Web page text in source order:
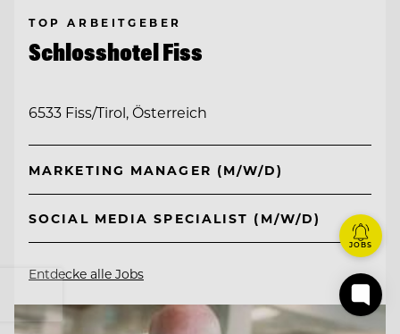
TOP ARBEITGEBER
Schlosshotel Fiss
6533 Fiss/Tirol, Österreich
MARKETING MANAGER (M/W/D)
SOCIAL MEDIA SPECIALIST (M/W/D)
Entdecke alle Jobs
JOBS